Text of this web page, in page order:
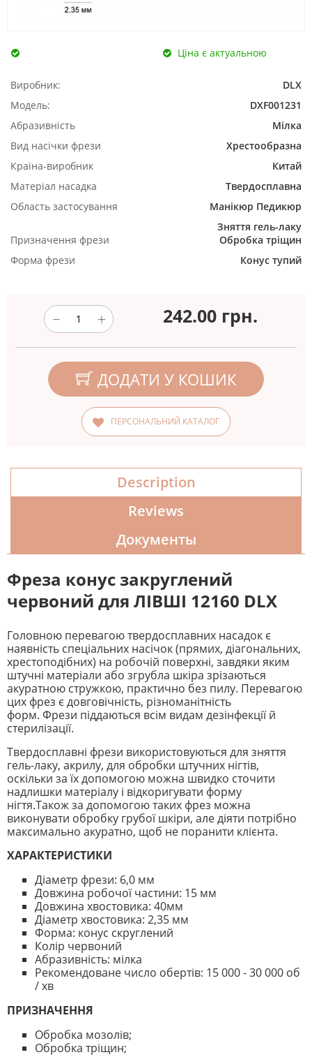
Ціна є актуальною
Виробник:
DLX
Модель:
DXF001231
Абразивність
Мілка
Вид насічки фрези
Хрестообразна
Країна-виробник
Китай
Матеріал насадка
Твердосплавна
Область застосування
Манікюр Педикюр
Призначення фрези
Зняття гель-лаку
Обробка тріщин
Форма фрези
Конус тупий
242.00 грн.
ДОДАТИ У КОШИК
ПЕРСОНАЛЬНИЙ КАТАЛОГ
Description
Reviews
Документы
Фреза конус закруглений
червоний для ЛІВШІ 12160 DLX
Головною перевагою твердосплавних насадок є
наявність спеціальних насічок (прямих, діагональних,
хрестоподібних) на робочій поверхні, завдяки яким
штучні матеріали або згрубла шкіра зрізаються
акуратною стружкою, практично без пилу. Перевагою
цих фрез є довговічність, різноманітність
форм. Фрези піддаються всім видам дезінфекції й
стерилізації.
Твердосплавні фрези використовуються для зняття
гель-лаку, акрилу, для обробки штучних нігтів,
оскільки за їх допомогою можна швидко сточити
надлишки матеріалу і відкоригувати форму
нігтя.Також за допомогою таких фрез можна
виконувати обробку грубої шкіри, але діяти потрібно
максимально акуратно, щоб не поранити клієнта.
ХАРАКТЕРИСТИКИ
Діаметр фрези: 6,0 мм
Довжина робочої частини: 15 мм
Довжина хвостовика: 40мм
Діаметр хвостовика: 2,35 мм
Форма: конус скруглений
Колір червоний
Абразивність: мілка
Рекомендоване число обертів: 15 000 - 30 000 об
/ хв
ПРИЗНАЧЕННЯ
Обробка мозолів;
Обробка тріщин;